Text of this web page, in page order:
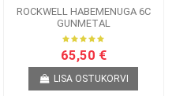
ROCKWELL HABEMENUGA 6C
GUNMETAL
65,50 €
LISA OSTUKORVI